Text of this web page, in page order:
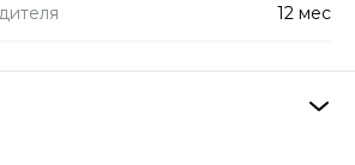
12 мес